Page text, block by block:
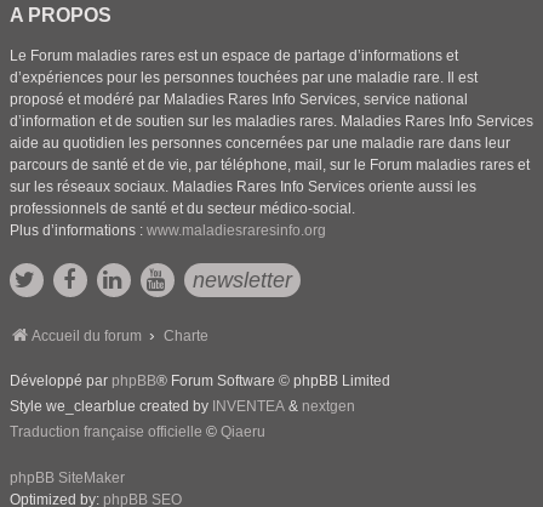
A PROPOS
Le Forum maladies rares est un espace de partage d’informations et
d’expériences pour les personnes touchées par une maladie rare. Il est
proposé et modéré par Maladies Rares Info Services, service national
d’information et de soutien sur les maladies rares. Maladies Rares Info Services
aide au quotidien les personnes concernées par une maladie rare dans leur
parcours de santé et de vie, par téléphone, mail, sur le Forum maladies rares et
sur les réseaux sociaux. Maladies Rares Info Services oriente aussi les
professionnels de santé et du secteur médico-social.
Plus d’informations : www.maladiesraresinfo.org
newsletter
Accueil du forum Charte
Développé par phpBB® Forum Software © phpBB Limited
Style we_clearblue created by INVENTEA & nextgen
Traduction française officielle © Qiaeru
phpBB SiteMaker
Optimized by: phpBB SEO